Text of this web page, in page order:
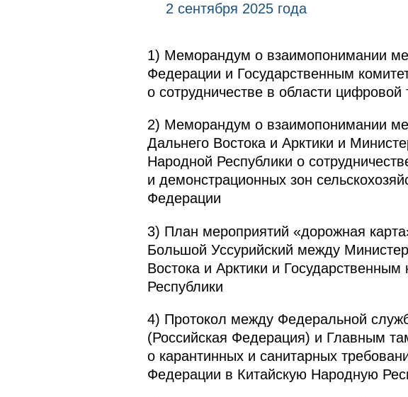
2 сентября 2025 года
1) Меморандум о взаимопонимании
Федерации и Государственным
о сотрудничестве в области
2) Меморандум о взаимопонимании
Дальнего Востока и Арктики и
Народной Республики о
и демонстрационных зон
Федерации
3) План мероприятий «дорожная
Большой Уссурийский между
Востока и Арктики и
Республики
4) Протокол между Федеральной
(Российская Федерация) и Главным
о карантинных и санитарных
Федерации в Китайскую Народную